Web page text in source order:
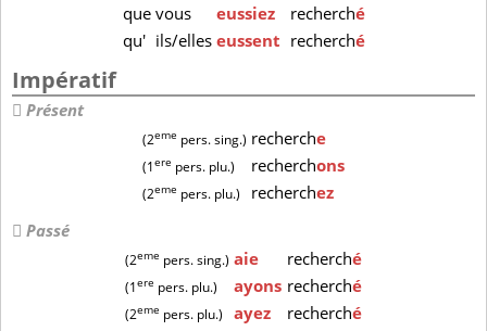
que vous eussiez recherché
qu' ils/elles eussent recherché
Impératif
Présent
(2eme pers. sing.) recherche
(1ere pers. plu.) recherchons
(2eme pers. plu.) recherchez
Passé
(2eme pers. sing.) aie recherché
(1ere pers. plu.) ayons recherché
(2eme pers. plu.) ayez recherché